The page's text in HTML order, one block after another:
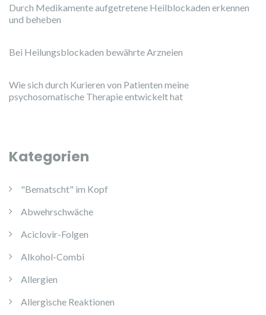
Durch Medikamente aufgetretene Heilblockaden erkennen
und beheben
Bei Heilungsblockaden bewährte Arzneien
Wie sich durch Kurieren von Patienten meine
psychosomatische Therapie entwickelt hat
Kategorien
"Bematscht" im Kopf
Abwehrschwäche
Aciclovir-Folgen
Alkohol-Combi
Allergien
Allergische Reaktionen